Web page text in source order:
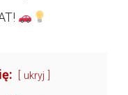
ukryj